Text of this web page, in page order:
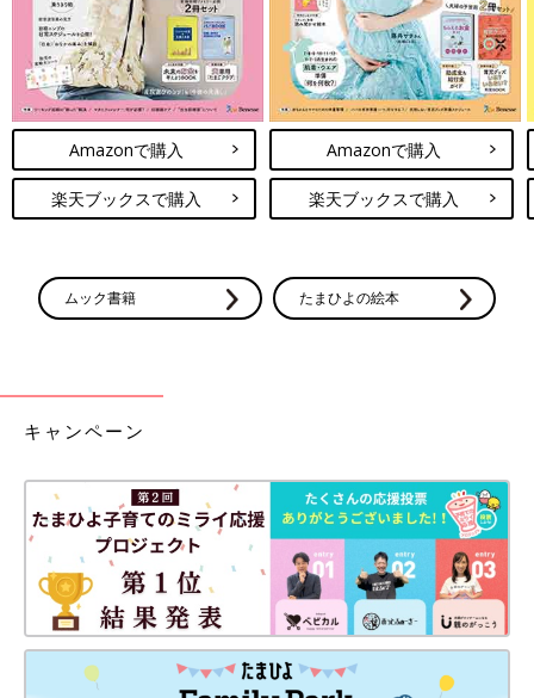
Amazonで購入
楽天ブックスで購入
Amazonで購入
楽天ブックスで購入
ムック書籍 たまひよの絵本
キャンペーン